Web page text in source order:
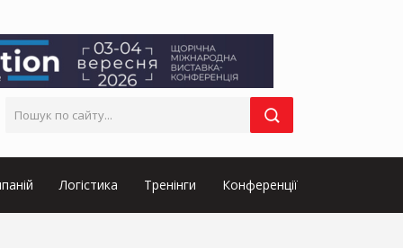
Логістика Тренінги Конференції